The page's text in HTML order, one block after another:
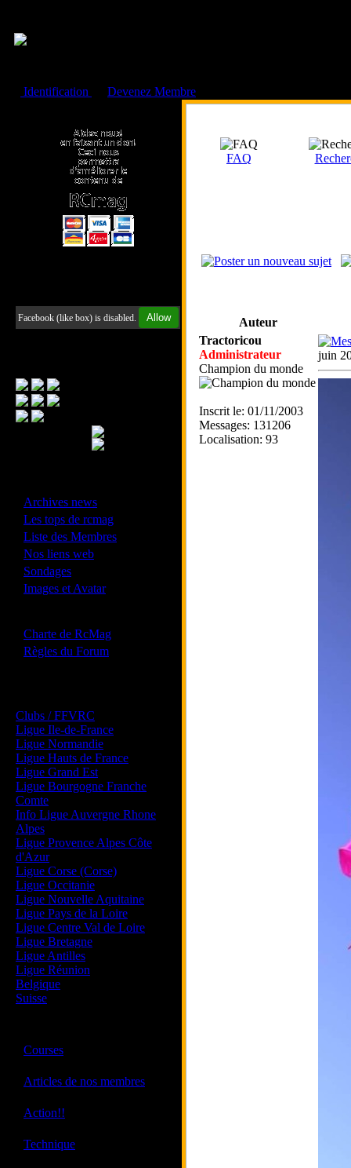
Identification
Devenez Membre
Facebook (like box) is disabled. Allow
Archives news
Les tops de rcmag
Liste des Membres
Nos liens web
Sondages
Images et Avatar
Charte de RcMag
Règles du Forum
Clubs / FFVRC
Ligue Ile-de-France
Ligue Normandie
Ligue Hauts de France
Ligue Grand Est
Ligue Bourgogne Franche
Comte
Info Ligue Auvergne Rhone
Alpes
Ligue Provence Alpes Côte
d'Azur
Ligue Corse (Corse)
Ligue Occitanie
Ligue Nouvelle Aquitaine
Ligue Pays de la Loire
Ligue Centre Val de Loire
Ligue Bretagne
Ligue Antilles
Ligue Réunion
Belgique
Suisse
Courses
Articles de nos membres
Action!!
Technique
FAQ
Auteur
Tractoricou
Administrateur
Champion du monde
Inscrit le: 01/11/2003
Messages: 131206
Localisation: 93
juin